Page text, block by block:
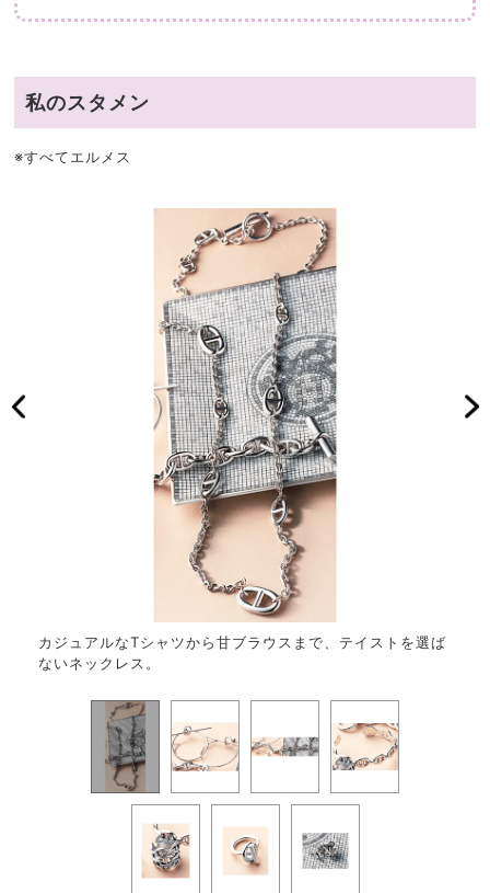
私のスタメン
※すべてエルメス
カジュアルなTシャツから甘ブラウスまで、テイストを選ば
ないネックレス。